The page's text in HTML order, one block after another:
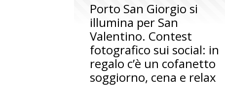
Porto San Giorgio si
illumina per San
Valentino. Contest
fotografico sui social: in
regalo c’è un cofanetto
soggiorno, cena e relax